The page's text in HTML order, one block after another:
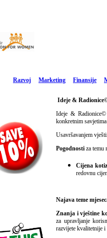
Razvoj Marketing Finansije
Ideje &
Ideje & Radionice©
konkretnim
Usavršavanjem
Pogodnosti za temu
Cijena
redovnu
Najava teme
Znanja i vještine
za upravljanje
razvijete kvalitetnije